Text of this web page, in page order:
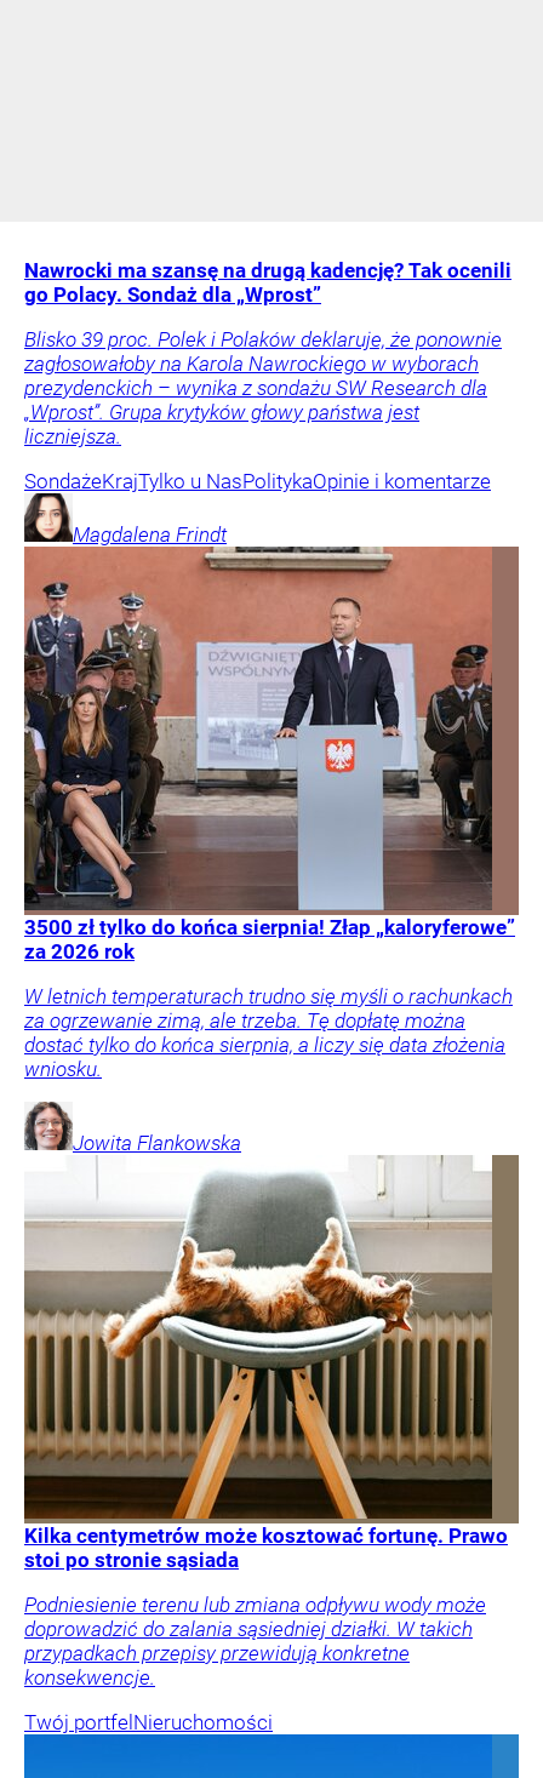
Nawrocki ma szansę na drugą kadencję? Tak ocenili
go Polacy. Sondaż dla „Wprost”
Blisko 39 proc. Polek i Polaków deklaruje, że ponownie
zagłosowałoby na Karola Nawrockiego w wyborach
prezydenckich – wynika z sondażu SW Research dla
„Wprost”. Grupa krytyków głowy państwa jest
liczniejsza.
SondażeKrajTylko u NasPolitykaOpinie i komentarze
Magdalena Frindt
3500 zł tylko do końca sierpnia! Złap „kaloryferowe”
za 2026 rok
W letnich temperaturach trudno się myśli o rachunkach
za ogrzewanie zimą, ale trzeba. Tę dopłatę można
dostać tylko do końca sierpnia, a liczy się data złożenia
wniosku.
Jowita Flankowska
Kilka centymetrów może kosztować fortunę. Prawo
stoi po stronie sąsiada
Podniesienie terenu lub zmiana odpływu wody może
doprowadzić do zalania sąsiedniej działki. W takich
przypadkach przepisy przewidują konkretne
konsekwencje.
Twój portfelNieruchomości